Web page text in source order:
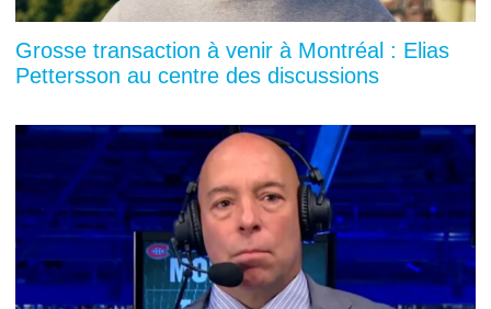
Grosse transaction à venir à Montréal : Elias
Pettersson au centre des discussions